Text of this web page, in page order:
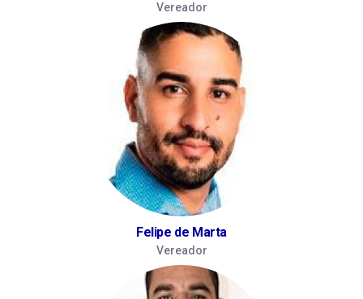
Vereador
Felipe de Marta
Vereador